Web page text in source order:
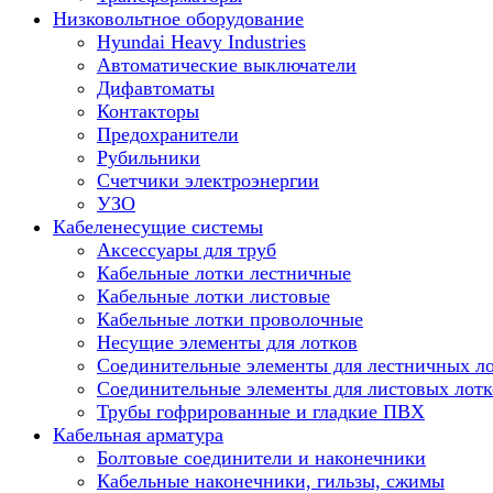
Низковольтное оборудование
Hyundai Heavy Industries
Автоматические выключатели
Дифавтоматы
Контакторы
Предохранители
Рубильники
Счетчики электроэнергии
УЗО
Кабеленесущие системы
Аксессуары для труб
Кабельные лотки лестничные
Кабельные лотки листовые
Кабельные лотки проволочные
Несущие элементы для лотков
Соединительные элементы для лестничных
Соединительные элементы для листовых
Трубы гофрированные и гладкие ПВХ
Кабельная арматура
Болтовые соединители и наконечники
Кабельные наконечники, гильзы, сжимы